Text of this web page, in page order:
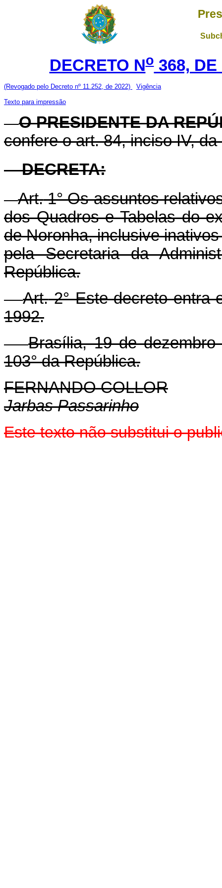
DECRETO No368, DE
(Revogado pelo Decreto nº 11.252, de 2022) Vigência
Texto para impressão
O PRESIDENTE DA
confere o art. 84, inciso IV,
DECRETA:
Art.1° Os assuntos
dos Quadros e Tabelas do
de Noronha, inclusive
pela Secretaria da
República.
Art.2° Este decreto entra
1992.
Brasília, 19 de
103° da República.
FERNANDO COLLOR
Jarbas Passarinho
Este texto não substitui o